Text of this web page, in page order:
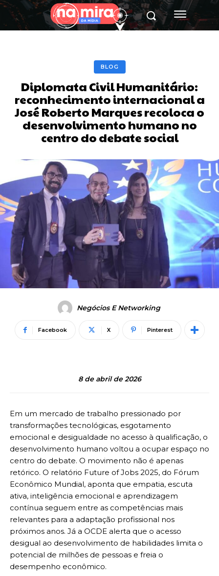
BLOG
Diplomata Civil Humanitário:
reconhecimento internacional a
José Roberto Marques recoloca o
desenvolvimento humano no
centro do debate social
Negócios E Networking
Facebook X Pinterest
8 de abril de 2026
Em um mercado de trabalho pressionado por
transformações tecnológicas, esgotamento
emocional e desigualdade no acesso à qualificação, o
desenvolvimento humano voltou a ocupar espaço no
centro do debate. O movimento não é apenas
retórico. O relatório Future of Jobs 2025, do Fórum
Econômico Mundial, aponta que empatia, escuta
ativa, inteligência emocional e aprendizagem
contínua seguem entre as competências mais
relevantes para a adaptação profissional nos
próximos anos. Já a OCDE alerta que o acesso
desigual ao desenvolvimento de habilidades limita o
potencial de milhões de pessoas e freia o
desempenho econômico.